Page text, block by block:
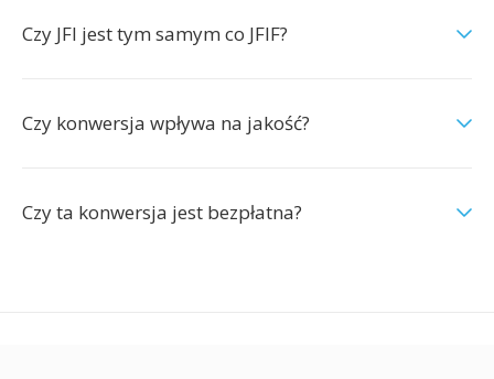
Czy JFI jest tym samym co JFIF?
Czy konwersja wpływa na jakość?
Czy ta konwersja jest bezpłatna?